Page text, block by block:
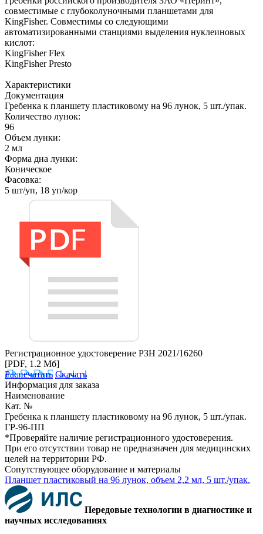
совместимые с глубоколуночными планшетами для
KingFisher. Совместимы со следующими
автоматизированными станциями выделения нуклеиновых
кислот:
KingFisher Flex
KingFisher Presto
Характеристики
Документация
Гребенка к планшету пластиковому на 96 лунок, 5 шт./упак.
Количество лунок:
96
Объем лунки:
2 мл
Форма дна лунки:
Коническое
Фасовка:
5 шт/уп, 18 уп/кор
Регистрационное удостоверение РЗН 2021/16260
[PDF, 1.2 Мб]
Распечатать Скачать
Информация для заказа
Наименование
Кат. №
Гребенка к планшету пластиковому на 96 лунок, 5 шт./упак.
ГР-96-ПП
*Проверяйте наличие регистрационного удостоверения.
При его отсутствии товар не предназначен для медицинских
целей на территории РФ.
Сопутствующее оборудование и материалы
Планшет пластиковый на 96 лунок, объем 2,2 мл, 5 шт./упак.
Передовые технологии в диагностике и
научных исследованиях